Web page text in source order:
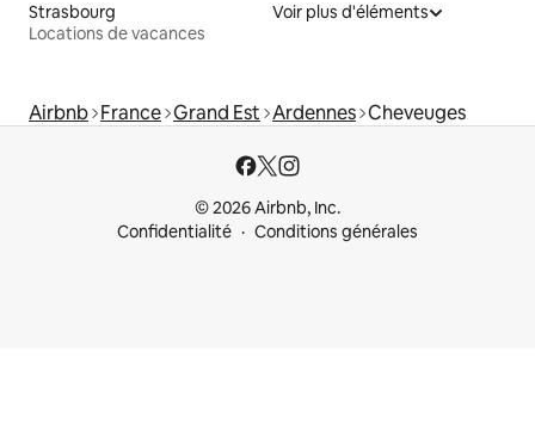
Strasbourg
Locations de vacances
Voir plus d'éléments
Airbnb France Grand Est Ardennes Cheveuges
© 2026 Airbnb, Inc.
Confidentialité
Conditions générales